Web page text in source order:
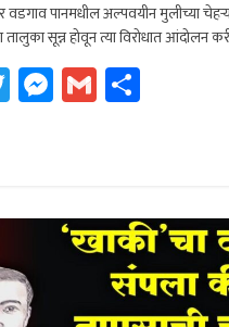
वडगाव पानमधील अल्पवयीन मुलीच्या
तालुका सून्न होवून त्या विरोधात आंदोलन
T
wi
M
es
ge
G
m